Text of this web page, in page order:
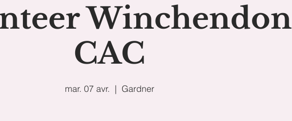
Winchendon
CAC
mar. 07 avr.
  |
Gardner